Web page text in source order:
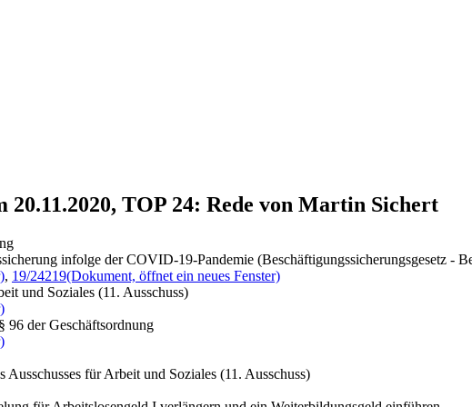
20.11.2020, TOP 24: Rede von Martin Sichert
infolge der COVID-19-Pandemie (Beschäftigungssicherungsgesetz -
, 19/24219(Dokument, öffnet ein neues Fenster)
und Soziales (11. Ausschuss)
96 der Geschäftsordnung
für Arbeit und Soziales (11. Ausschuss)